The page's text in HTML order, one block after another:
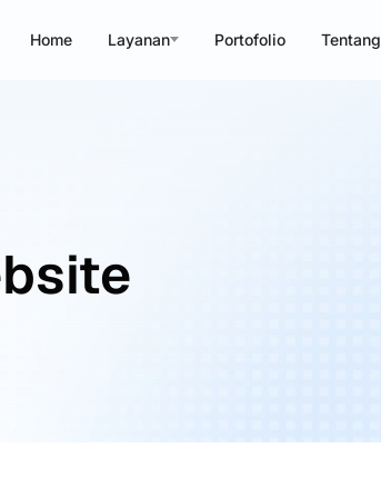
Home Layanan Portofolio Tentang